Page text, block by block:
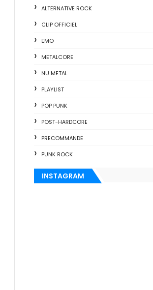
ALTERNATIVE ROCK
CLIP OFFICIEL
EMO
METALCORE
NU METAL
PLAYLIST
POP PUNK
POST-HARDCORE
PRECOMMANDE
PUNK ROCK
INSTAGRAM